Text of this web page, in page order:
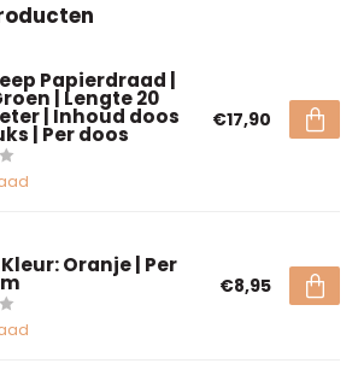
Papierdraad |
| Lengte 20
| Inhoud doos
| Per doos
€17,90
Oranje | Per
€8,95